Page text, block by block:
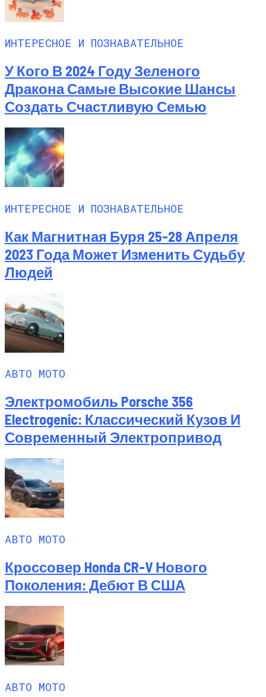
ИНТЕРЕСНОЕ И ПОЗНАВАТЕЛЬНОЕ
У Кого В 2024 Году Зеленого
Дракона Самые Высокие Шансы
Создать Счастливую Семью
ИНТЕРЕСНОЕ И ПОЗНАВАТЕЛЬНОЕ
Как Магнитная Буря 25-28 Апреля
2023 Года Может Изменить Судьбу
Людей
АВТО МОТО
Электромобиль Porsche 356
Electrogenic: Классический Кузов И
Современный Электропривод
АВТО МОТО
Кроссовер Honda CR-V Нового
Поколения: Дебют В США
АВТО МОТО